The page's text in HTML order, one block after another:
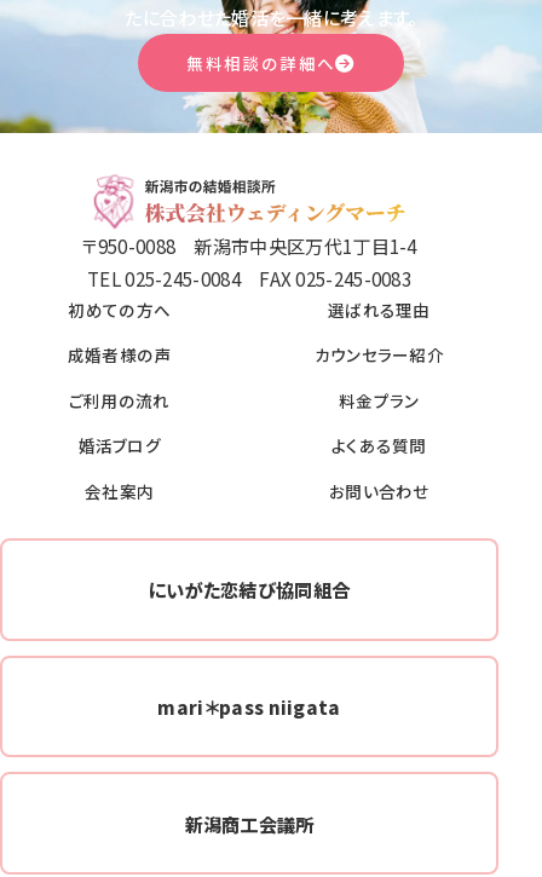
たに合わせた婚活を一緒に考えます。
無料相談の詳細へ
〒950-0088 新潟市中央区万代1丁目1-4
TEL 025-245-0084 FAX 025-245-0083
初めての方へ
選ばれる理由
成婚者様の声
カウンセラー紹介
ご利用の流れ
料金プラン
婚活ブログ
よくある質問
会社案内
お問い合わせ
にいがた恋結び協同組合
mari＊pass niigata
新潟商工会議所